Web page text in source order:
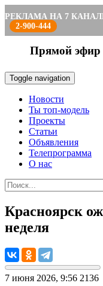
РЕКЛАМА НА 7
2-900-444
Прямой эфир
Toggle navigation
Новости
Ты топ-модель
Проекты
Статьи
Объявления
Телепрограмма
О нас
Красноярск
неделя
7 июня 2026, 9:56 2136